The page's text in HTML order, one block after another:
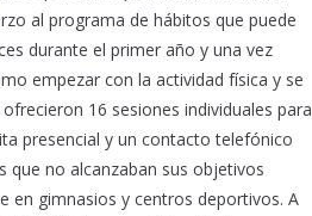
al programa de hábitos que puede
durante el primer año y una vez
empezar con la actividad física y se
16 sesiones individuales para
presencial y un contacto telefónico
que no alcanzaban sus objetivos
en gimnasios y centros deportivos. A